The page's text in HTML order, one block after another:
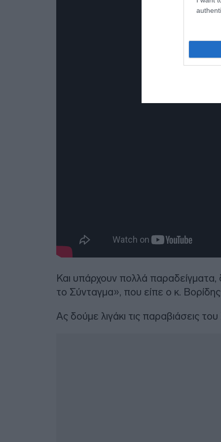
Και υπάρχουν πολλά παραδείγματα,
το Σύνταγμα», που είπε ο κ.
Ας δούμε λιγάκι τις παραβιάσεις